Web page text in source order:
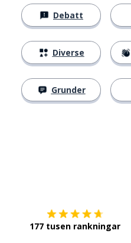
Debatt
Diverse
Grunder
177 tusen rankningar